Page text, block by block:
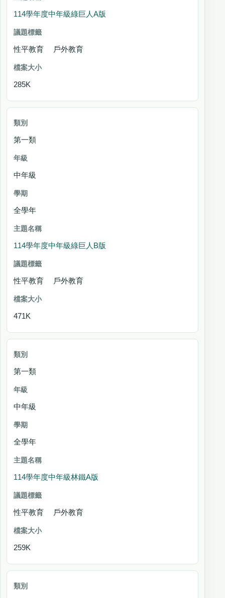
114學年度中年級綠巨人A版
性平教育 戶外教育
285K
第一類
中年級
全學年
114學年度中年級綠巨人B版
性平教育 戶外教育
471K
第一類
中年級
全學年
114學年度中年級林鐵A版
性平教育 戶外教育
259K